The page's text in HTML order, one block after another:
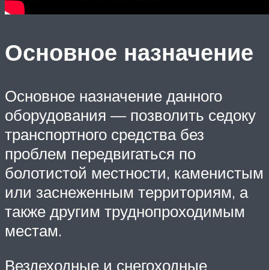
Основное назначение
Основное назначение данного
оборудования — позволить седоку
транспортного средства без
проблем передвигаться по
болотистой местности, каменистым
или заснеженным территориям, а
также другим труднопроходимым
местам.
Вездеходные и снегоходные